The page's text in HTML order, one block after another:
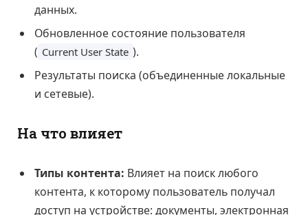
данных.
Обновленное состояние пользователя
( Current User State ).
Результаты поиска (объединенные локальные
и сетевые).
На что влияет
Типы контента: Влияет на поиск любого
контента, к которому пользователь получал
доступ на устройстве: документы, электронная